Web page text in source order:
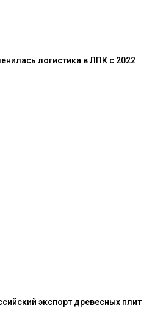
логистика в ЛПК с 2022
экспорт древесных плит